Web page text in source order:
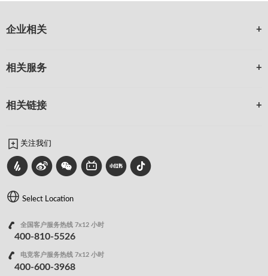
企业相关
相关服务
相关链接
关注我们
Select Location
全国客户服务热线 7x12 小时
400-810-5526
电竞客户服务热线 7x12 小时
400-600-3968